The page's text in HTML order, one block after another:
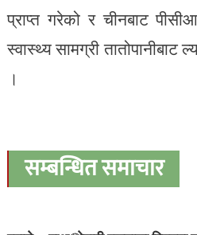
प्राप्त गरेको र चीनबाट
स्वास्थ्य सामग्री तातोपानीबाट
।
सम्बन्धित समाचार